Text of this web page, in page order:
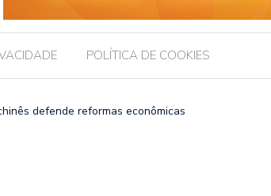
POLÍTICA DE COOKIES
defende reformas econômicas